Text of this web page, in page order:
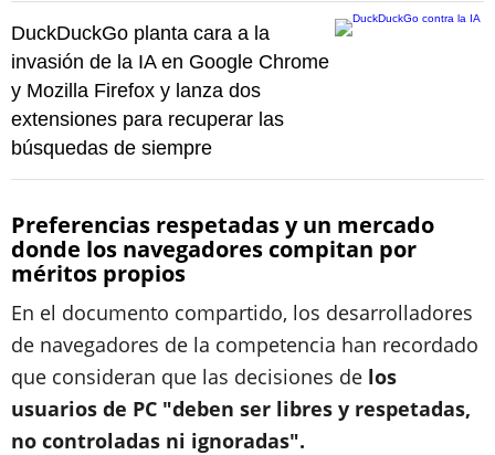
DuckDuckGo planta cara a la
invasión de la IA en Google Chrome
y Mozilla Firefox y lanza dos
extensiones para recuperar las
búsquedas de siempre
Preferencias respetadas y un mercado
donde los navegadores compitan por
méritos propios
En el documento compartido, los desarrolladores
de navegadores de la competencia han recordado
que consideran que las decisiones de los
usuarios de PC "deben ser libres y respetadas,
no controladas ni ignoradas".